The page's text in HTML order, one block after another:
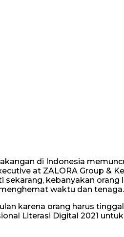
di Indonesia
at ZALORA Group &
sekarang, kebanyakan orang
waktu dan tenaga.
karena orang harus
Literasi Digital 2021